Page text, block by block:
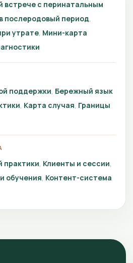
встрече с перинатальным
послеродовый период
утрате Мини-карта
поддержки Бережный язык
Карта случая Границы
практики Клиенты и сессии
обучения Контент-система